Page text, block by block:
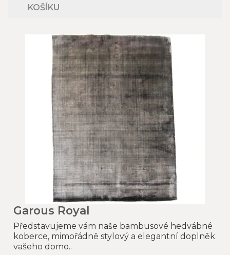
KOŠÍKU
Garous Royal
Představujeme vám naše bambusové hedvábné
koberce, mimořádně stylový a elegantní doplněk
vašeho domo..